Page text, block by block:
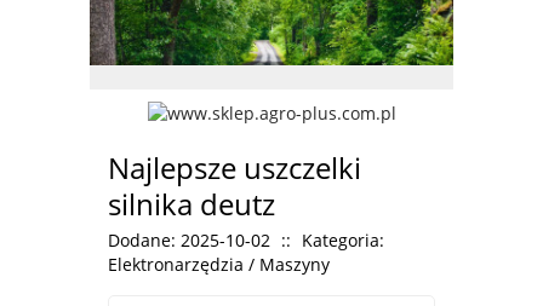
Najlepsze uszczelki
silnika deutz
Dodane: 2025-10-02 :: Kategoria:
Elektronarzędzia / Maszyny